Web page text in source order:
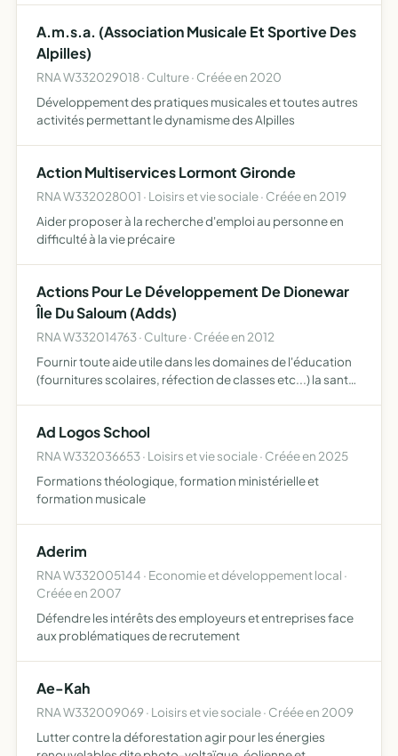
A.m.s.a. (Association Musicale Et Sportive Des
Alpilles)
RNA W332029018 · Culture · Créée en 2020
Développement des pratiques musicales et toutes autres
activités permettant le dynamisme des Alpilles
Action Multiservices Lormont Gironde
RNA W332028001 · Loisirs et vie sociale · Créée en 2019
Aider proposer à la recherche d'emploi au personne en
difficulté à la vie précaire
Actions Pour Le Développement De Dionewar
Île Du Saloum (Adds)
RNA W332014763 · Culture · Créée en 2012
Fournir toute aide utile dans les domaines de l'éducation
(fournitures scolaires, réfection de classes etc...) la santé
Ad Logos School
RNA W332036653 · Loisirs et vie sociale · Créée en 2025
Formations théologique, formation ministérielle et
formation musicale
Aderim
RNA W332005144 · Economie et développement local ·
Créée en 2007
Défendre les intérêts des employeurs et entreprises face
aux problématiques de recrutement
Ae-Kah
RNA W332009069 · Loisirs et vie sociale · Créée en 2009
Lutter contre la déforestation agir pour les énergies